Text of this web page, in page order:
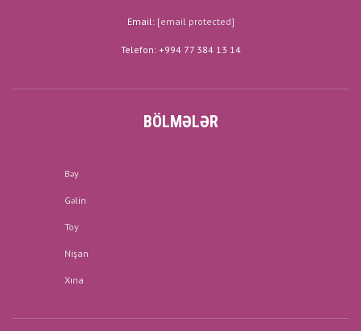
Email: [email protected]
Telefon: +994 77 384 13 14
BÖLMƏLƏR
Bəy
Gəlin
Toy
Nişan
Xına